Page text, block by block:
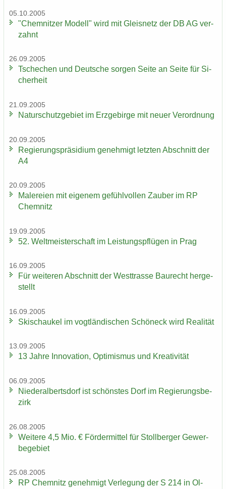
05.10.2005
"Chem­nit­zer Mo­dell" wird mit Gleis­netz der DB AG ver­
zahnt
26.09.2005
Tsche­chen und Deut­sche sor­gen Seite an Seite für Si­
cher­heit
21.09.2005
Na­tur­schutz­ge­biet im Erz­ge­bir­ge mit neuer Ver­ord­nung
20.09.2005
Re­gie­rungs­prä­si­di­um ge­neh­migt letz­ten Ab­schnitt der
A4
20.09.2005
Ma­le­rei­en mit ei­ge­nem ge­fühl­vol­len Zau­ber im RP
Chem­nitz
19.09.2005
52. Welt­meis­ter­schaft im Leis­tungs­pflü­gen in Prag
16.09.2005
Für wei­te­ren Ab­schnitt der West­tras­se Bau­recht her­ge­
stellt
16.09.2005
Ski­schau­kel im vogt­län­di­schen Schöneck wird Rea­li­tät
13.09.2005
13 Jahre In­no­va­ti­on, Op­ti­mis­mus und Krea­ti­vi­tät
06.09.2005
Nie­der­al­berts­dorf ist schöns­tes Dorf im Re­gie­rungs­be­
zirk
26.08.2005
Wei­te­re 4,5 Mio. € För­der­mit­tel für Stoll­ber­ger Ge­wer­
be­ge­biet
25.08.2005
RP Chem­nitz ge­neh­migt Ver­le­gung der S 214 in Ol­